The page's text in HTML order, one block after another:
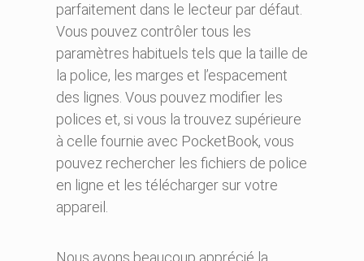
parfaitement dans le lecteur par défaut.
Vous pouvez contrôler tous les
paramètres habituels tels que la taille de
la police, les marges et l’espacement
des lignes. Vous pouvez modifier les
polices et, si vous la trouvez supérieure
à celle fournie avec PocketBook, vous
pouvez rechercher les fichiers de police
en ligne et les télécharger sur votre
appareil.